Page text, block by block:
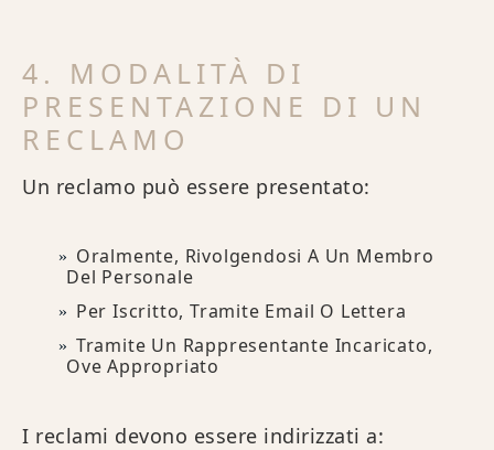
4. MODALITÀ DI
PRESENTAZIONE DI UN
RECLAMO
Un reclamo può essere presentato:
Oralmente, Rivolgendosi A Un Membro
Del Personale
Per Iscritto, Tramite Email O Lettera
Tramite Un Rappresentante Incaricato,
Ove Appropriato
I reclami devono essere indirizzati a: